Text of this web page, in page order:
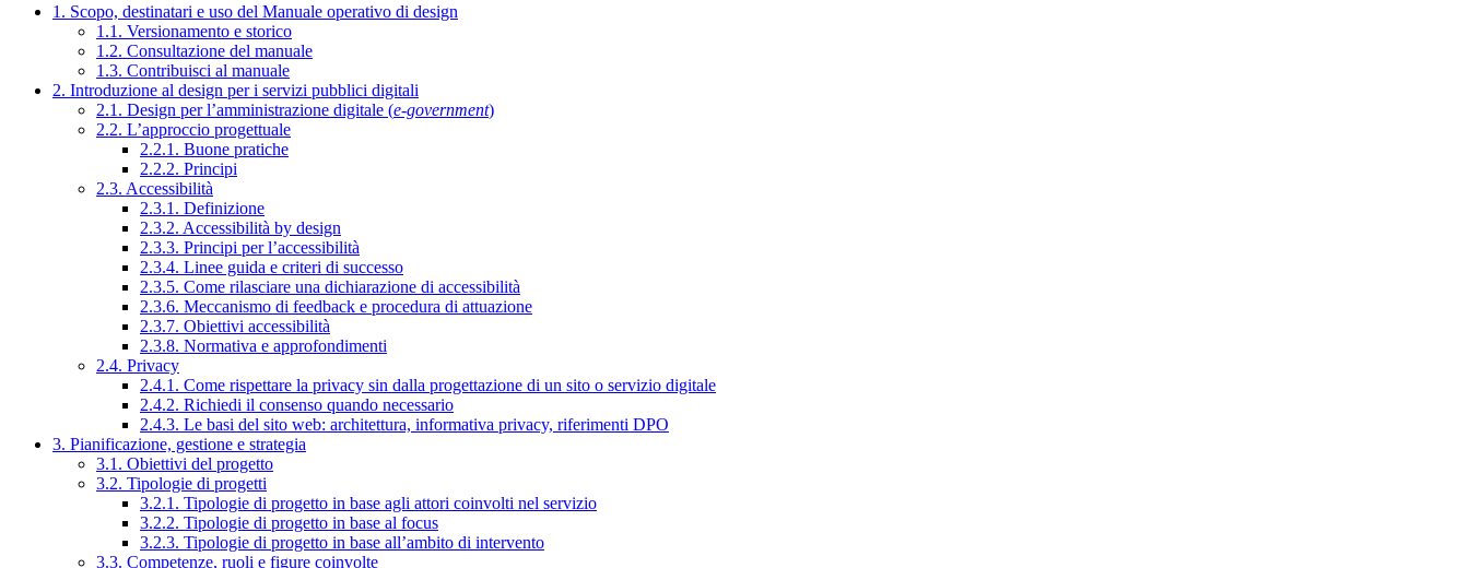
1. Scopo, destinatari e uso del Manuale operativo di design
1.1. Versionamento e storico
1.2. Consultazione del manuale
1.3. Contribuisci al manuale
2. Introduzione al design per i servizi pubblici digitali
2.1. Design per l’amministrazione digitale (e-government)
2.2. L’approccio progettuale
2.2.1. Buone pratiche
2.2.2. Principi
2.3. Accessibilità
2.3.1. Definizione
2.3.2. Accessibilità by design
2.3.3. Principi per l’accessibilità
2.3.4. Linee guida e criteri di successo
2.3.5. Come rilasciare una dichiarazione di accessibilità
2.3.6. Meccanismo di feedback e procedura di attuazione
2.3.7. Obiettivi accessibilità
2.3.8. Normativa e approfondimenti
2.4. Privacy
2.4.1. Come rispettare la privacy sin dalla progettazione di un sito o servizio digitale
2.4.2. Richiedi il consenso quando necessario
2.4.3. Le basi del sito web: architettura, informativa privacy, riferimenti DPO
3. Pianificazione, gestione e strategia
3.1. Obiettivi del progetto
3.2. Tipologie di progetti
3.2.1. Tipologie di progetto in base agli attori coinvolti nel servizio
3.2.2. Tipologie di progetto in base al focus
3.2.3. Tipologie di progetto in base all’ambito di intervento
3.3. Competenze, ruoli e figure coinvolte